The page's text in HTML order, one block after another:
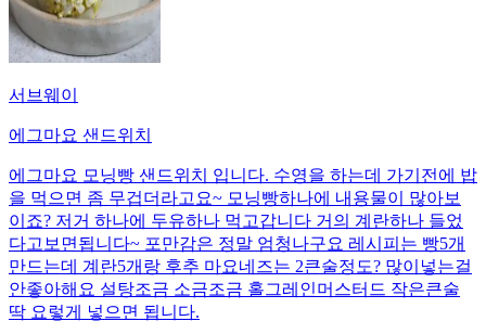
서브웨이
에그마요 샌드위치
에그마요 모닝빵 샌드위치 입니다. 수영을 하는데 가기전에 밥
을 먹으면 좀 무겁더라고요~ 모닝빵하나에 내용물이 많아보
이죠? 저거 하나에 두유하나 먹고갑니다 거의 계란하나 들었
다고보면됩니다~ 포만감은 정말 엄청나구요 레시피는 빵5개
만드는데 계란5개랑 후추 마요네즈는 2큰술정도? 많이넣는걸
안좋아해요 설탕조금 소금조금 홀그레인머스터드 작은큰술
딱 요렇게 넣으면 됩니다.